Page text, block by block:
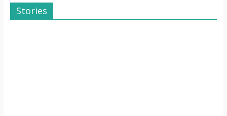
Stories
Dicas de Filmes
Para o Fim de
Família Inusitada